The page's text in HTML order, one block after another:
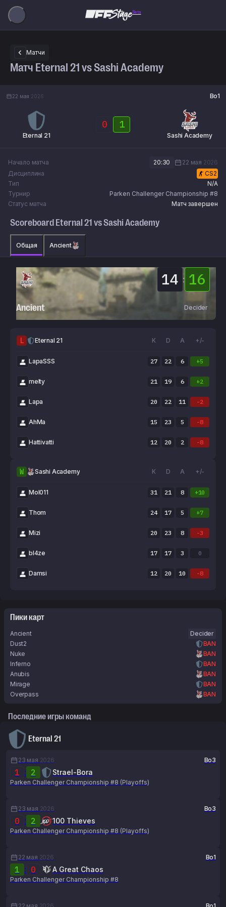
Beta
Матчи
Матч Eternal 21 vs Sashi Academy
22 мая 2026 Bo1
Eternal 21
0 1
Sashi Academy
Начало матча 20:30 22 мая 2026
Дисциплина
CS2
Тип
N/A
Турнир
Parken Challenger Championship #8
Статус матча
Матч завершен
Scoreboard Eternal 21 vsSashi Academy
Общая Ancient
14 : 16
Ancient Decider
L Eternal 21 K D A +/-
LapaSSS 27 22 6 +5
melty 21 19 6 +2
Lapa 20 22 11 -2
AhMa 15 23 5 -8
Hattivatti 12 20 2 -8
W Sashi Academy K D A +/-
Mol011 31 21 8 +10
Thom 24 17 5 +7
Mizi 20 23 8 -3
bl4ze 17 17 3 0
Damsi 12 20 10 -8
Пики карт
Ancient
Decider
Dust2
BAN
Nuke
BAN
Inferno
BAN
Anubis
BAN
Mirage
BAN
Overpass
BAN
Последние игры команд
Eternal 21
23 мая 2026 Bo3
1 : 2 Strael-Bora
Parken Challenger Championship #8 (Playoffs)
23 мая 2026 Bo3
0 : 2 100 Thieves
Parken Challenger Championship #8 (Playoffs)
22 мая 2026 Bo1
1 : 0 A Great Chaos
Parken Challenger Championship #8